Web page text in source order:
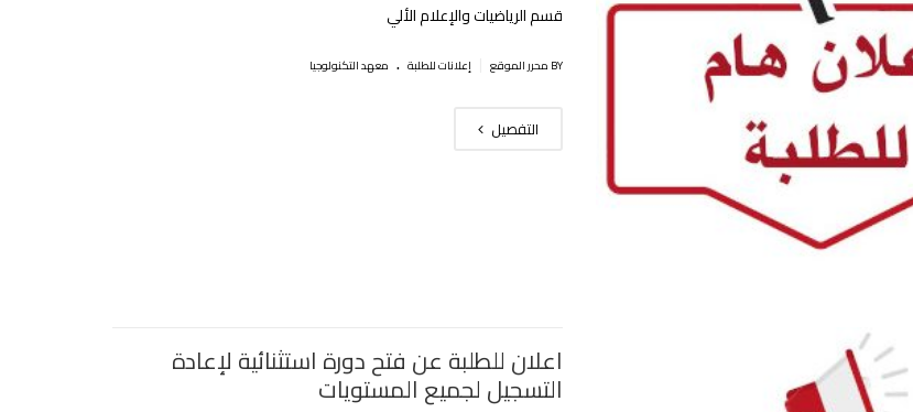
قسم الرياضيات والإعلام الألي
BY محرر الموقع إعلانات للطلبة . معهد التكنولوجيا
التفصيل
اعلان للطلبة عن فتح دورة استثنائية لإعادة
التسجيل لجميع المستويات